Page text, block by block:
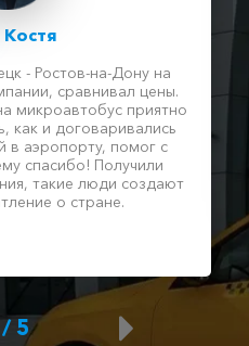
Костя
- Ростов-на-Дону на
сравнивал цены.
микроавтобус приятно
как и договаривались
в аэропорту, помог с
спасибо! Получили
такие люди создают
о стране.
/5